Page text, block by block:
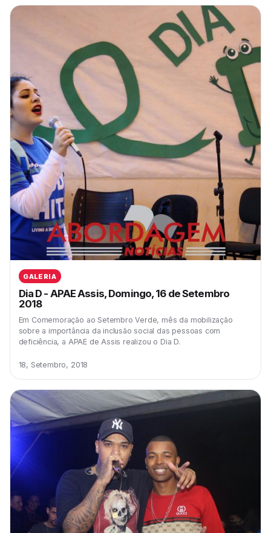
GALERIA
Dia D - APAE Assis, Domingo, 16 de Setembro
2018
Em Comemoração ao Setembro Verde, mês da mobilização
sobre a importância da inclusão social das pessoas com
deficiência, a APAE de Assis realizou o Dia D.
18, Setembro, 2018